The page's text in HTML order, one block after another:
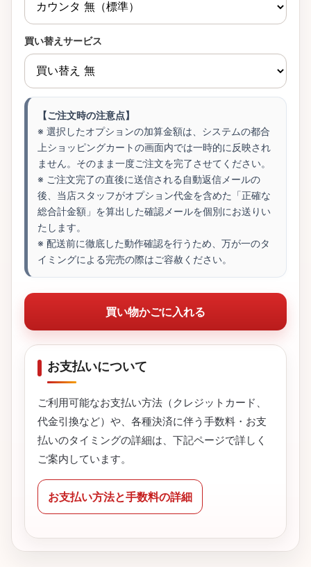
買い替えサービス
【ご注文時の注意点】
※ 選択したオプションの加算金額は、システムの都合
上ショッピングカートの画面内では一時的に反映され
ません。そのまま一度ご注文を完了させてください。
※ ご注文完了の直後に送信される自動返信メールの
後、当店スタッフがオプション代金を含めた「正確な
総合計金額」を算出した確認メールを個別にお送りい
たします。
※ 配送前に徹底した動作確認を行うため、万が一のタ
イミングによる完売の際はご容赦ください。
買い物かごに入れる
お支払いについて
ご利用可能なお支払い方法（クレジットカード、
代金引換など）や、各種決済に伴う手数料・お支
払いのタイミングの詳細は、下記ページで詳しく
ご案内しています。
お支払い方法と手数料の詳細